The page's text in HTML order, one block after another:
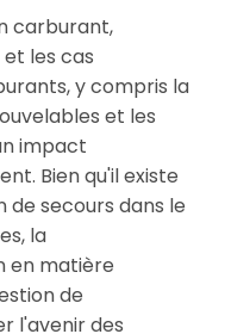
carburant,
les cas
y compris la
et les
impact
Bien qu'il existe
secours dans le
la
en matière
de
l'avenir des